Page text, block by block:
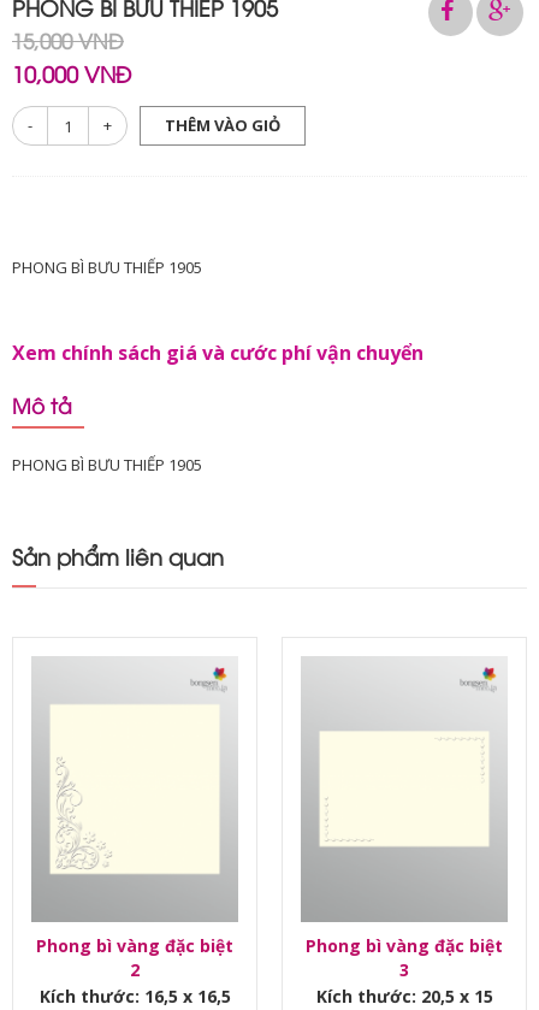
PHONG BÌ BƯU THIẾP 1905
15,000 VNĐ
10,000 VNĐ
- + THÊM VÀO GIỎ
PHONG BÌ BƯU THIẾP 1905
Xem chính sách giá và cước phí vận chuyển
Mô tả
PHONG BÌ BƯU THIẾP 1905
Sản phẩm liên quan
Phong bì vàng đặc biệt
2
Kích thước: 16,5 x 16,5
Phong bì vàng đặc biệt
3
Kích thước: 20,5 x 15